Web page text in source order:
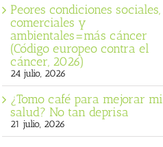
Peores condiciones sociales,
comerciales y
ambientales=más cáncer
(Código europeo contra el
cáncer, 2026)
24 julio, 2026
¿Tomo café para mejorar mi
salud? No tan deprisa
21 julio, 2026